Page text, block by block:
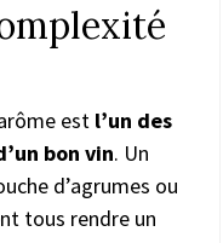
est l’un des
bon vin. Un
d’agrumes ou
tous rendre un